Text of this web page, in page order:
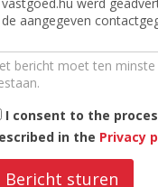
bericht moet ten
I consent to the
in the Privacy
Bericht sturen